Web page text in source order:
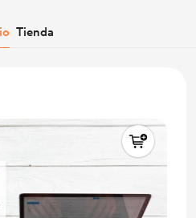
Tienda